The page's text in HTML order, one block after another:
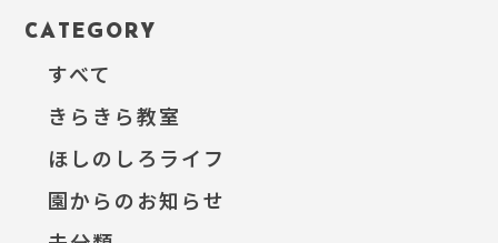
CATEGORY
すべて
きらきら教室
ほしのしろライフ
園からのお知らせ